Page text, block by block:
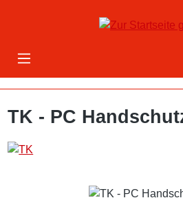
Zum Hauptinhalt springen
TK - PC
Bildergalerie überspringen